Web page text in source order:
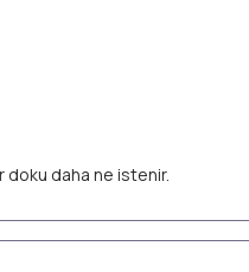
doku daha ne istenir.